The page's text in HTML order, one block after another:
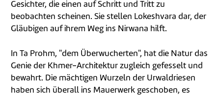
Gesichter, die einen auf Schritt und Tritt zu
beobachten scheinen. Sie stellen Lokeshvara dar, der
Gläubigen auf ihrem Weg ins Nirwana hilft.
In Ta Prohm, "dem Überwucherten", hat die Natur das
Genie der Khmer-Architektur zugleich gefesselt und
bewahrt. Die mächtigen Wurzeln der Urwaldriesen
haben sich überall ins Mauerwerk geschoben, es